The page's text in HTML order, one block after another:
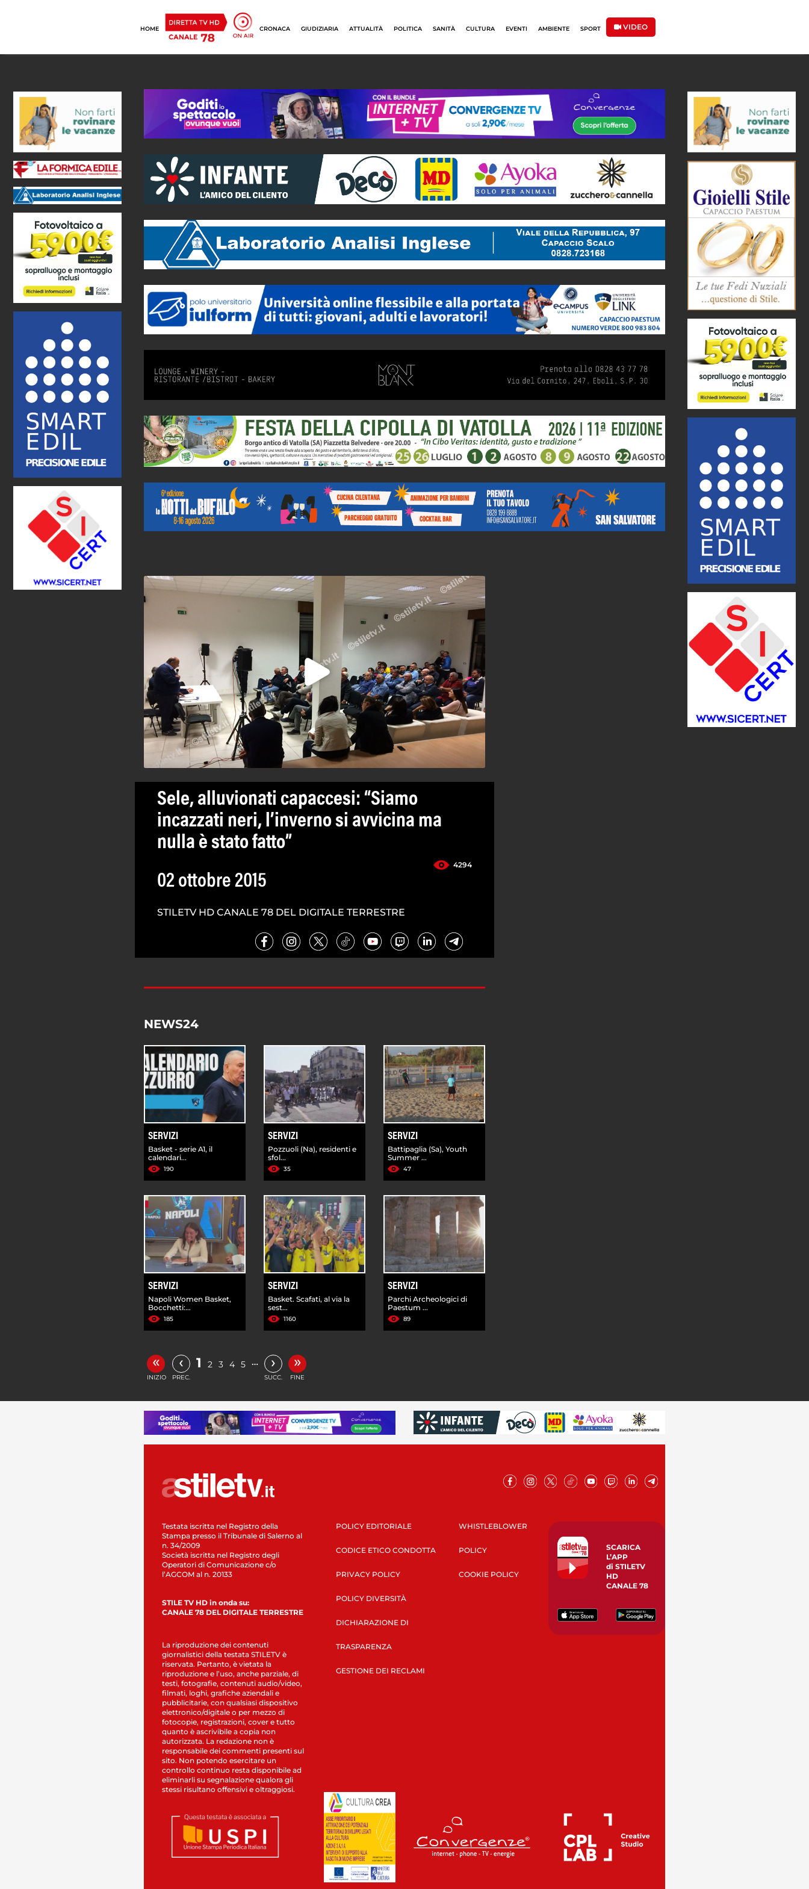
HOME CRONACA GIUDIZIARIA ATTUALITÀ POLITICA SANITÀ CULTURA EVENTI AMBIENTE SPORT VIDEO
Sele, alluvionati capaccesi: “Siamo
incazzati neri, l’inverno si avvicina ma
nulla è stato fatto”
4294
02 ottobre 2015
STILETV HD CANALE 78 DEL DIGITALE TERRESTRE
NEWS24
SERVIZI
Basket - serie A1, il
calendari...
190
SERVIZI
Pozzuoli (Na), residenti e
sfol...
35
SERVIZI
Battipaglia (Sa), Youth
Summer ...
47
SERVIZI
Napoli Women Basket,
Bocchetti:...
185
SERVIZI
Basket. Scafati, al via la
sest...
1160
SERVIZI
Parchi Archeologici di
Paestum ...
89
«
INIZIO
‹
PREC.
1 2 3 4 5 … ›
SUCC.
»
FINE
Testata iscritta nel Registro della
Stampa presso il Tribunale di Salerno al
n. 34/2009
Società iscritta nel Registro degli
Operatori di Comunicazione c/o
l’AGCOM al n. 20133
STILE TV HD in onda su:
CANALE 78 DEL DIGITALE TERRESTRE
La riproduzione dei contenuti
giornalistici della testata STILETV è
riservata. Pertanto, è vietata la
riproduzione e l’uso, anche parziale, di
testi, fotografie, contenuti audio/video,
filmati, loghi, grafiche aziendali e
pubblicitarie, con qualsiasi dispositivo
elettronico/digitale o per mezzo di
fotocopie, registrazioni, cover e tutto
quanto è ascrivibile a copia non
autorizzata. La redazione non è
responsabile dei commenti presenti sul
sito. Non potendo esercitare un
controllo continuo resta disponibile ad
eliminarli su segnalazione qualora gli
stessi risultano offensivi e oltraggiosi.
POLICY EDITORIALE
CODICE ETICO CONDOTTA
PRIVACY POLICY
POLICY DIVERSITÀ
DICHIARAZIONE DI
TRASPARENZA
GESTIONE DEI RECLAMI
WHISTLEBLOWER
POLICY
COOKIE POLICY
SCARICA
L’APP
di STILETV
HD
CANALE 78